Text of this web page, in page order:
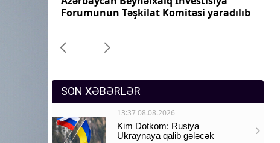
çağırılıb, yenisi təyin olunub
SON XƏBƏRLƏR
13:37 08.08.2026
Kim Dotkom: Rusiya
Ukraynaya qalib gələcək